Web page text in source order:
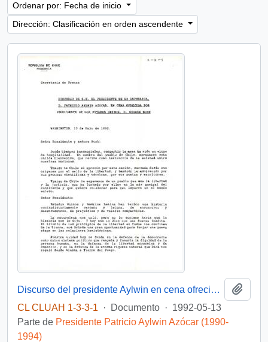
Ordenar por: Fecha de inicio
Dirección: Clasificación en orden ascendente
Discurso del presidente Aylwin en cena ofrecida por el presidente de Estados Unidos, D. George Bush
CL CLUAH 1-3-3-1
· Documento · 1992-05-13
Parte de Presidente Patricio Aylwin Azócar (1990-
1994)